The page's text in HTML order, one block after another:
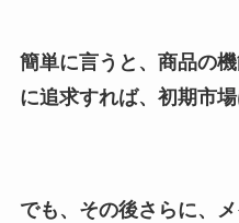
簡単に言うと、商品の
に追求すれば、初期市
でも、その後さらに、